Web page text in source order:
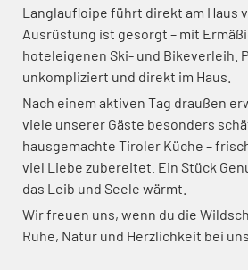
Langlaufloipe führt direkt am Haus
Ausrüstung ist gesorgt – mit
hoteleigenen Ski- und Bikeverleih.
unkompliziert und direkt im Haus.
Nach einem aktiven Tag draußen
viele unserer Gäste besonders
hausgemachte Tiroler Küche –
viel Liebe zubereitet. Ein Stück
das Leib und Seele wärmt.
Wir freuen uns, wenn du die
Ruhe, Natur und Herzlichkeit bei